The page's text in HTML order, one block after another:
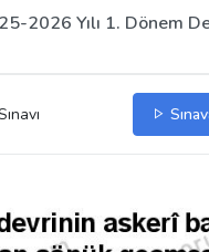
2026 Yılı 1. Dönem